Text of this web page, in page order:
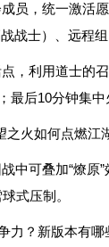
员，统一激活
战士）、远程
，利用道士的
最后10分钟集
中可叠加“燎原
式压制。
力？新版本有哪